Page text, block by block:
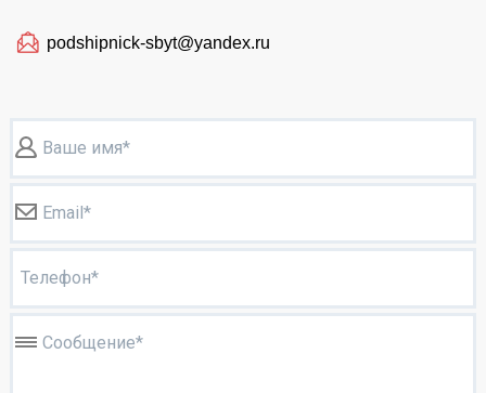
podshipnick-sbyt@yandex.ru
Ваше имя*
Email*
Телефон*
Сообщение*